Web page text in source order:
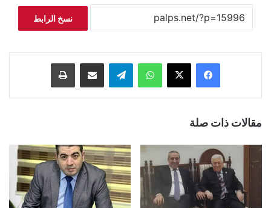
نسخ الرابط
فيسبوك ‫X واتساب تيلقرام مشاركة عبر البريد طباعة
مقالات ذات صلة